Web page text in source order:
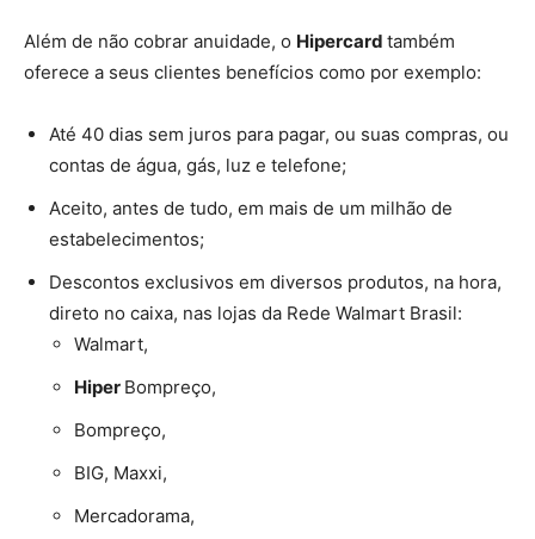
Além de não cobrar anuidade, o Hipercard também
oferece a seus clientes benefícios como por exemplo:
Até 40 dias sem juros para pagar, ou suas compras, ou
contas de água, gás, luz e telefone;
Aceito, antes de tudo, em mais de um milhão de
estabelecimentos;
Descontos exclusivos em diversos produtos, na hora,
direto no caixa, nas lojas da Rede Walmart Brasil:
Walmart,
Hiper Bompreço,
Bompreço,
BIG, Maxxi,
Mercadorama,